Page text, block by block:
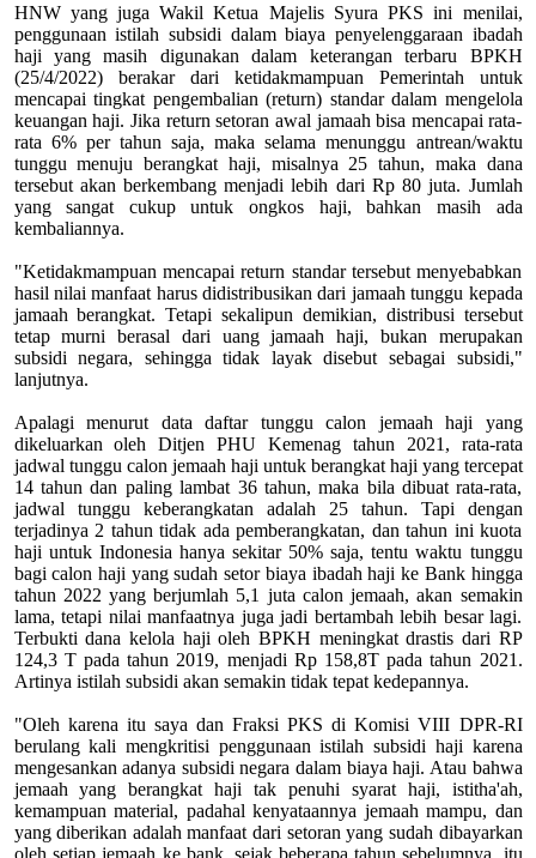
HNW yang juga Wakil Ketua Majelis Syura PKS ini menilai,
penggunaan istilah subsidi dalam biaya penyelenggaraan ibadah
haji yang masih digunakan dalam keterangan terbaru BPKH
(25/4/2022) berakar dari ketidakmampuan Pemerintah untuk
mencapai tingkat pengembalian (return) standar dalam mengelola
keuangan haji. Jika return setoran awal jamaah bisa mencapai rata-
rata 6% per tahun saja, maka selama menunggu antrean/waktu
tunggu menuju berangkat haji, misalnya 25 tahun, maka dana
tersebut akan berkembang menjadi lebih dari Rp 80 juta. Jumlah
yang sangat cukup untuk ongkos haji, bahkan masih ada
kembaliannya.
"Ketidakmampuan mencapai return standar tersebut menyebabkan
hasil nilai manfaat harus didistribusikan dari jamaah tunggu kepada
jamaah berangkat. Tetapi sekalipun demikian, distribusi tersebut
tetap murni berasal dari uang jamaah haji, bukan merupakan
subsidi negara, sehingga tidak layak disebut sebagai subsidi,"
lanjutnya.
Apalagi menurut data daftar tunggu calon jemaah haji yang
dikeluarkan oleh Ditjen PHU Kemenag tahun 2021, rata-rata
jadwal tunggu calon jemaah haji untuk berangkat haji yang tercepat
14 tahun dan paling lambat 36 tahun, maka bila dibuat rata-rata,
jadwal tunggu keberangkatan adalah 25 tahun. Tapi dengan
terjadinya 2 tahun tidak ada pemberangkatan, dan tahun ini kuota
haji untuk Indonesia hanya sekitar 50% saja, tentu waktu tunggu
bagi calon haji yang sudah setor biaya ibadah haji ke Bank hingga
tahun 2022 yang berjumlah 5,1 juta calon jemaah, akan semakin
lama, tetapi nilai manfaatnya juga jadi bertambah lebih besar lagi.
Terbukti dana kelola haji oleh BPKH meningkat drastis dari RP
124,3 T pada tahun 2019, menjadi Rp 158,8T pada tahun 2021.
Artinya istilah subsidi akan semakin tidak tepat kedepannya.
"Oleh karena itu saya dan Fraksi PKS di Komisi VIII DPR-RI
berulang kali mengkritisi penggunaan istilah subsidi haji karena
mengesankan adanya subsidi negara dalam biaya haji. Atau bahwa
jemaah yang berangkat haji tak penuhi syarat haji, istitha'ah,
kemampuan material, padahal kenyataannya jemaah mampu, dan
yang diberikan adalah manfaat dari setoran yang sudah dibayarkan
oleh setiap jemaah ke bank, sejak beberapa tahun sebelumnya, itu